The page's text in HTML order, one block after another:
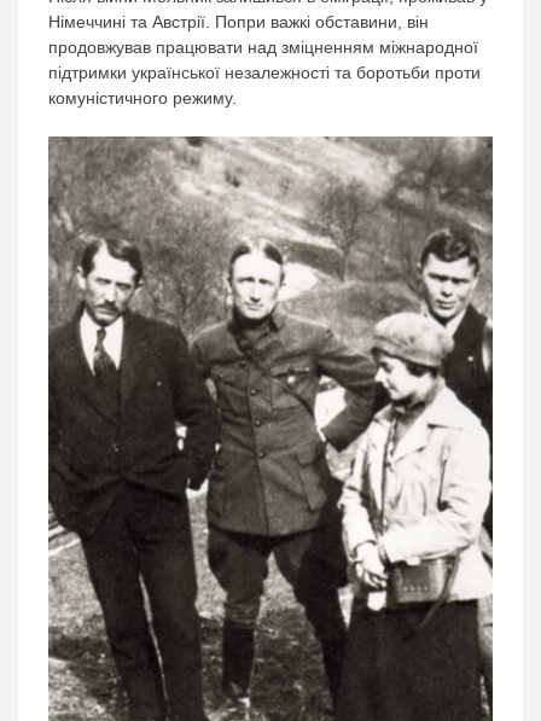
Німеччині та Австрії. Попри важкі обставини, він
продовжував працювати над зміцненням міжнародної
підтримки української незалежності та боротьби проти
комуністичного режиму.